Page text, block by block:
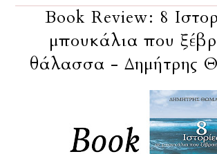
Book Review: 8
μπουκάλια που
θάλασσα - Δημήτρης